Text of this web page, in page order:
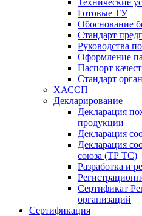
Технические
Готовые ТУ
Обоснование
Стандарт
Руководства
Оформление
Паспорт
Стандарт
ХАССП
Декларирование
Декларация
продукции
Декларация
Декларация
союза (ТР ТС)
Разработка и
Сертификат
организаций
Сертификация